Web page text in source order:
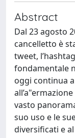
Abstract
Dal 23 agosto
cancelletto è
tweet,
fondamentale
oggi continua
vasto
suo uso e le
diversificati e